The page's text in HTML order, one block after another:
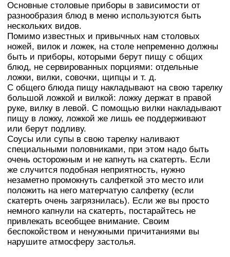
Основные столовые приборы в зависимости от
разнообразия блюд в меню используются быть
нескольких видов.
Помимо известных и привычных нам столовых
ножей, вилок и ложек, на столе непременно должны
быть и приборы, которыми берут пищу с общих
блюд, не сервированных порциями: отдельные
ложки, вилки, совочки, щипцы и т. д.
С общего блюда пищу накладывают на свою тарелку
большой ложкой и вилкой: ложку держат в правой
руке, вилку в левой. С помощью вилки накладывают
пищу в ложку, ложкой же лишь ее поддерживают
или берут подливу.
Соусы или супы в свою тарелку наливают
специальными половниками, при этом надо быть
очень осторожным и не капнуть на скатерть. Если
же случится подобная неприятность, нужно
незаметно промокнуть салфеткой это место или
положить на него матерчатую салфетку (если
скатерть очень загрязнилась). Если же вы просто
немного капнули на скатерть, постарайтесь не
привлекать всеобщее внимание. Своим
беспокойством и ненужными причитаниями вы
нарушите атмосферу застолья.